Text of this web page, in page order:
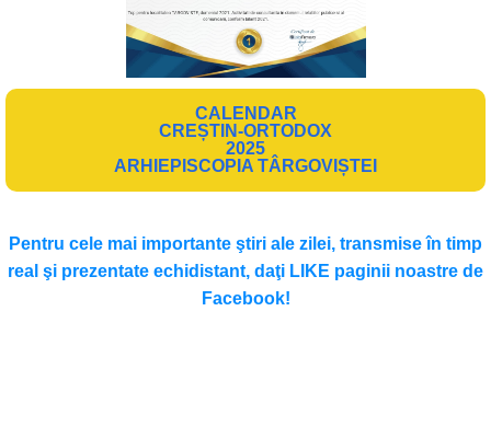
CALENDAR
CREȘTIN-ORTODOX
2025
ARHIEPISCOPIA TÂRGOVIȘTEI
Pentru cele mai importante ştiri ale zilei, transmise în timp
real şi prezentate echidistant, daţi LIKE paginii noastre de
Facebook!